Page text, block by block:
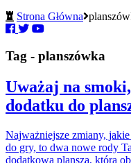
Strona Główna
Tag - planszówka
Uważaj na
dodatku do
Najważniejsze zmiany,
do gry, to dwa nowe rody
dodatkowa plansza, która